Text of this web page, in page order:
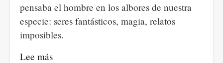
pensaba el hombre en los albores de nuestra
especie: seres fantásticos, magia, relatos
imposibles.
Lee más